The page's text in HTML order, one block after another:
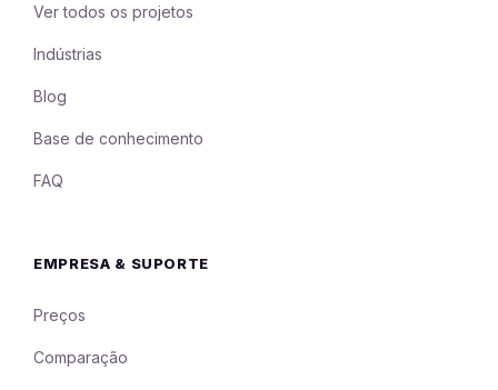
Ver todos os projetos
Indústrias
Blog
Base de conhecimento
FAQ
EMPRESA & SUPORTE
Preços
Comparação